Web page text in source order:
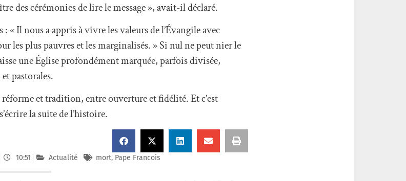
des cérémonies de lire le message », avait-il déclaré.
Il nous a appris à vivre les valeurs de l’Évangile avec
les plus pauvres et les marginalisés. » Si nul ne peut nier le
une Église profondément marquée, parfois divisée,
pastorales.
et tradition, entre ouverture et fidélité. Et c’est
la suite de l’histoire.
10:51 Actualité mort, Pape Francois